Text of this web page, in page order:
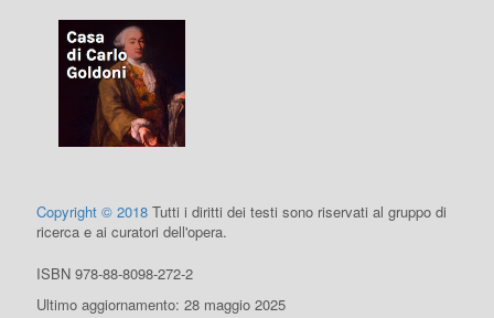
Copyright © 2018 Tutti i diritti dei testi sono riservati al gruppo di
ricerca e ai curatori dell'opera.
ISBN 978-88-8098-272-2
Ultimo aggiornamento: 28 maggio 2025